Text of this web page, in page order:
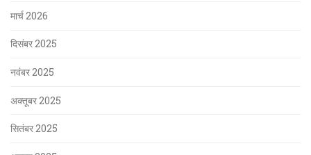
मार्च 2026
दिसंबर 2025
नवंबर 2025
अक्तूबर 2025
सितंबर 2025